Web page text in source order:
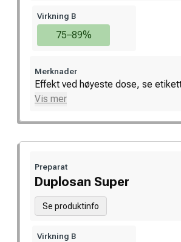
Virkning B
75–89%
Merknader
Effekt ved høyeste dose, se
Vis mer
Preparat
Duplosan Super
Se produktinfo
Virkning B